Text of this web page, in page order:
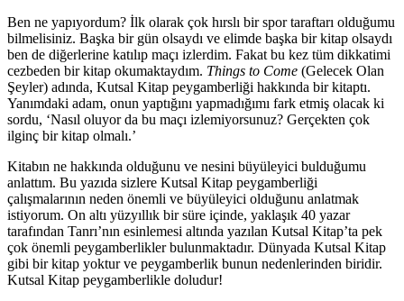
Ben ne yapıyordum? İlk olarak çok hırslı bir spor taraftarı olduğumu
bilmelisiniz. Başka bir gün olsaydı ve elimde başka bir kitap olsaydı
ben de diğerlerine katılıp maçı izlerdim. Fakat bu kez tüm dikkatimi
cezbeden bir kitap okumaktaydım. Things to Come (Gelecek Olan
Şeyler) adında, Kutsal Kitap peygamberliği hakkında bir kitaptı.
Yanımdaki adam, onun yaptığını yapmadığımı fark etmiş olacak ki
sordu, ‘Nasıl oluyor da bu maçı izlemiyorsunuz? Gerçekten çok
ilginç bir kitap olmalı.’
Kitabın ne hakkında olduğunu ve nesini büyüleyici bulduğumu
anlattım. Bu yazıda sizlere Kutsal Kitap peygamberliği
çalışmalarının neden önemli ve büyüleyici olduğunu anlatmak
istiyorum. On altı yüzyıllık bir süre içinde, yaklaşık 40 yazar
tarafından Tanrı’nın esinlemesi altında yazılan Kutsal Kitap’ta pek
çok önemli peygamberlikler bulunmaktadır. Dünyada Kutsal Kitap
gibi bir kitap yoktur ve peygamberlik bunun nedenlerinden biridir.
Kutsal Kitap peygamberlikle doludur!